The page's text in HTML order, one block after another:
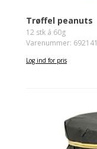
Trøffel peanuts
12 stk á 60g
Varenummer: 692141
Log ind for pris